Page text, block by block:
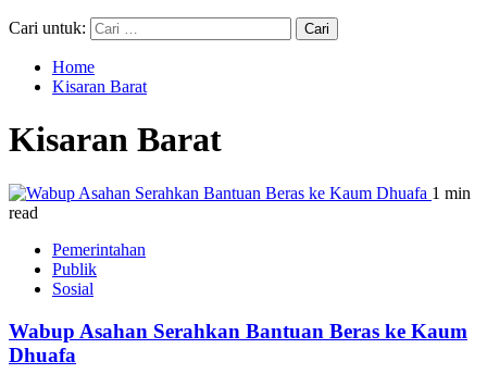
Cari untuk:
Home
Kisaran Barat
Kisaran Barat
1 min
read
Pemerintahan
Publik
Sosial
Wabup Asahan Serahkan Bantuan Beras ke Kaum
Dhuafa